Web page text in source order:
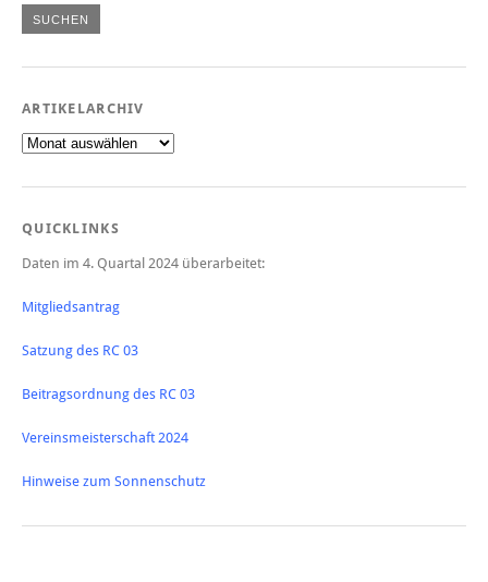
ARTIKELARCHIV
Artikelarchiv
QUICKLINKS
Daten im 4. Quartal 2024 überarbeitet:
Mitgliedsantrag
Satzung des RC 03
Beitragsordnung des RC 03
Vereinsmeisterschaft 2024
Hinweise zum Sonnenschutz